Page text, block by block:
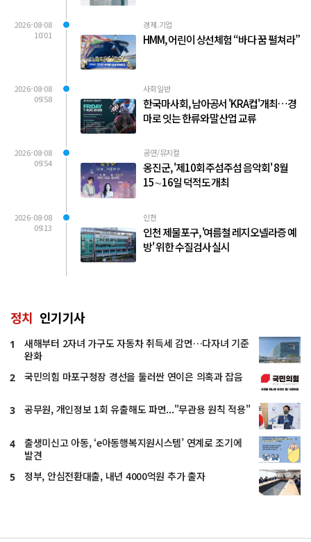
2026-08-08
10:01
경제.기업
HMM, 어린이 상선체험 “바다 꿈 펼쳐라”
2026-08-08
09:58
사회일반
한국마사회, 남아공서 'KRA컵'개최…경
마로 잇는 한류와 말산업 교류
2026-08-08
09:54
공연/뮤지컬
옹진군, '제10회 주섬주섬 음악회' 8월
15∼16일 덕적도 개최
2026-08-08
09:13
인천
인천 제물포구, '여름철 레지오넬라증 예
방' 위한 수질검사 실시
정치 인기기사
1
새해부터 2자녀 가구도 자동차 취득세 감면…다자녀 기준
완화
2 국민의힘 마포구청장 경선을 둘러싼 연이은 의혹과 잡음
3 공무원, 개인정보 1회 유출해도 파면..."무관용 원칙 적용"
4
출생미신고 아동, ‘e아동행복지원시스템’ 연계로 조기에
발견
5 정부, 안심전환대출, 내년 4000억원 추가 출자